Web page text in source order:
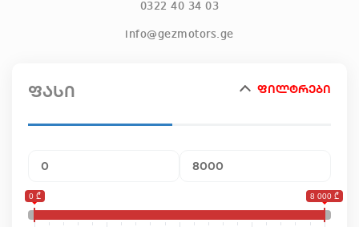
ფილტრები
ფასი
0 ₾ 8 000 ₾
0322 40 34 03
info@gezmotors.ge
წესები და პირობები
ვაკანსიები